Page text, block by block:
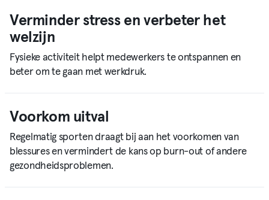
Verminder stress en verbeter het
welzijn
Fysieke activiteit helpt medewerkers te ontspannen en
beter om te gaan met werkdruk.
Voorkom uitval
Regelmatig sporten draagt bij aan het voorkomen van
blessures en vermindert de kans op burn-out of andere
gezondheidsproblemen.